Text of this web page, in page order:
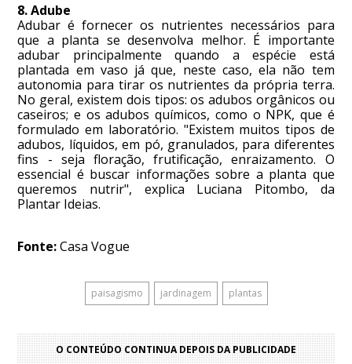
8. Adube
Adubar é fornecer os nutrientes necessários para
que a planta se desenvolva melhor. É importante
adubar principalmente quando a espécie está
plantada em vaso já que, neste caso, ela não tem
autonomia para tirar os nutrientes da própria terra.
No geral, existem dois tipos: os adubos orgânicos ou
caseiros; e os adubos químicos, como o NPK, que é
formulado em laboratório. "Existem muitos tipos de
adubos, líquidos, em pó, granulados, para diferentes
fins - seja floração, frutificação, enraizamento. O
essencial é buscar informações sobre a planta que
queremos nutrir", explica Luciana Pitombo, da
Plantar Ideias.
Fonte:Casa Vogue
paisagismo jardinagem plantas
O CONTEÚDO CONTINUA DEPOIS DA PUBLICIDADE